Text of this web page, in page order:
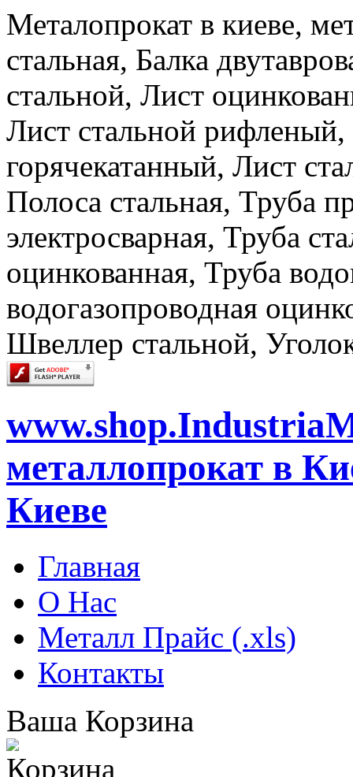
Металопрокат в киеве,
стальная, Балка
стальной, Лист
Лист стальной рифленый,
горячекатанный, Лист
Полоса стальная, Труба
электросварная, Труба
оцинкованная, Труба
водогазопроводная
Швеллер стальной,
металлопрокат в
Киеве
Главная
О Нас
Металл Прайс (.xls)
Контакты
Ваша Корзина